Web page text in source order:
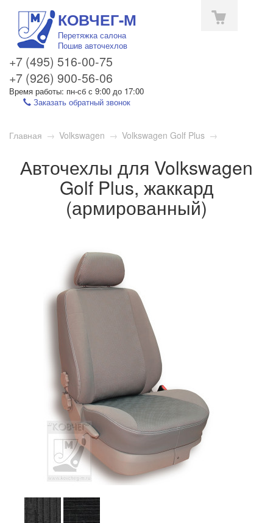
КОВЧЕГ-М
Перетяжка салона
Пошив авточехлов
+7 (495) 516-00-75
+7 (926) 900-56-06
Время работы: пн-сб с 9:00 до 17:00
Заказать обратный звонок
Toggle
Главная → Volkswagen → Volkswagen Golf Plus →
Авточехлы для Volkswagen
Golf Plus, жаккард
(армированный)